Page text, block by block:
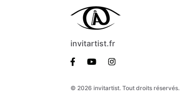
invitartist.fr
© 2026 invitartist. Tout droits réservés.